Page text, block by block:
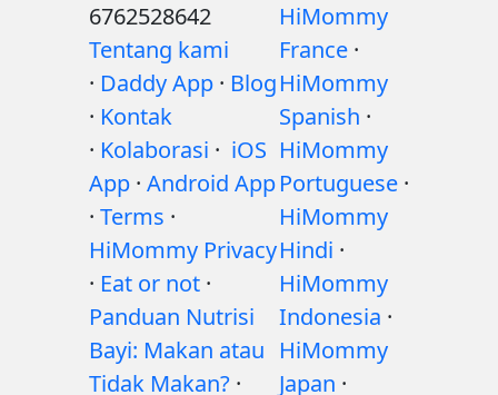
6762528642
Tentang kami
· Daddy App · Blog
· Kontak
· Kolaborasi · iOS
App · Android App
· Terms ·
HiMommy Privacy
· Eat or not ·
Panduan Nutrisi
Bayi: Makan atau
Tidak Makan? ·
HiMommy
France ·
HiMommy
Spanish ·
HiMommy
Portuguese ·
HiMommy
Hindi ·
HiMommy
Indonesia ·
HiMommy
Japan ·